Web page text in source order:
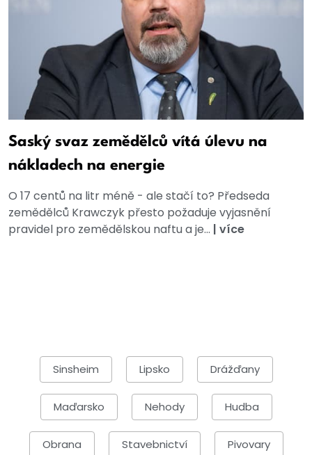
Saský svaz zemědělců vítá úlevu na
nákladech na energie
O 17 centů na litr méně - ale stačí to? Předseda
zemědělců Krawczyk přesto požaduje vyjasnění
pravidel pro zemědělskou naftu a je... | více
Sinsheim Lipsko Drážďany
Maďarsko Nehody Hudba
Obrana Stavebnictví Pivovary